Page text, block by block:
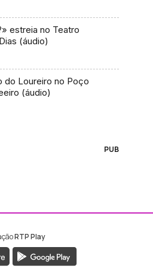
estreia no Teatro
(áudio)
do Loureiro no Poço
(áudio)
PUB
RTP Play